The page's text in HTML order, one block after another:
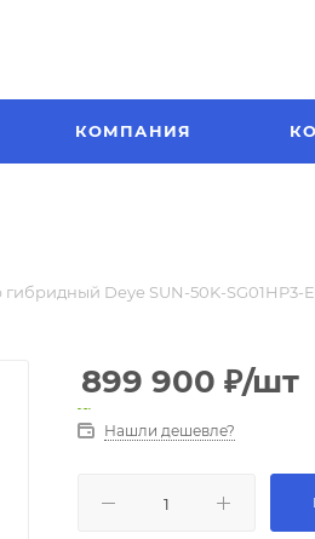
КОМПАНИЯ
Deye SUN-50K-SG01HP3-
899 900 ₽/шт
Нашли дешевле?